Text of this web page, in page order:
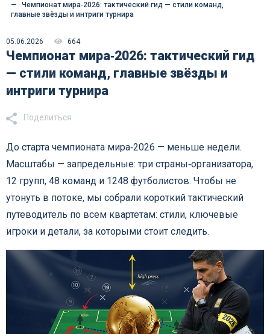
Чемпионат мира‑2026: тактический гид — стили команд,
главные звёзды и интриги турнира
05.06.2026 664
Чемпионат мира‑2026: тактический гид
— стили команд, главные звёзды и
интриги турнира
Поделиться
До старта чемпионата мира‑2026 — меньше недели.
Масштабы — запредельные: три страны‑организатора,
12 групп, 48 команд и 1248 футболистов. Чтобы не
утонуть в потоке, мы собрали короткий тактический
путеводитель по всем квартетам: стили, ключевые
игроки и детали, за которыми стоит следить.